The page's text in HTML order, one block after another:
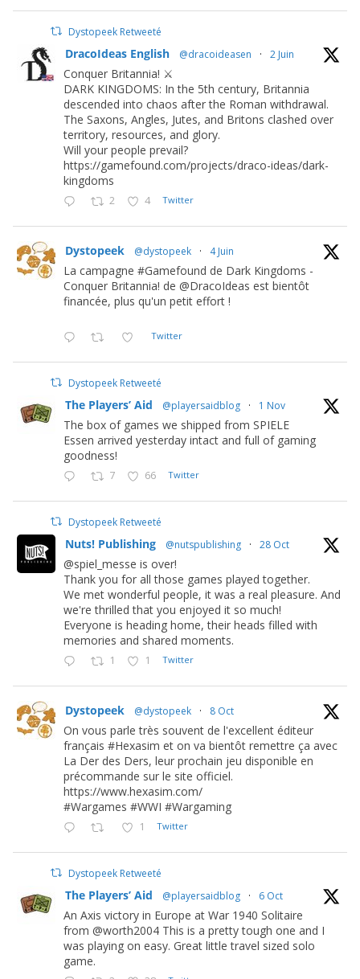
Dystopeek Retweeté
DracoIdeas English @dracoideasen · 2 Juin
Conquer Britannia! ⚔️
DARK KINGDOMS: In the 5th century, Britannia
descended into chaos after the Roman withdrawal.
The Saxons, Angles, Jutes, and Britons clashed over
territory, resources, and glory.
Will your people prevail?
https://gamefound.com/projects/draco-ideas/dark-
kingdoms
2 4 Twitter
Dystopeek @dystopeek · 4 Juin
La campagne #Gamefound de Dark Kingdoms -
Conquer Britannia! de @DracoIdeas est bientôt
financée, plus qu'un petit effort !
Twitter
Dystopeek Retweeté
The Players’ Aid @playersaidblog · 1 Nov
The box of games we shipped from SPIELE
Essen arrived yesterday intact and full of gaming
goodness!
7 66 Twitter
Dystopeek Retweeté
Nuts! Publishing @nutspublishing · 28 Oct
@spiel_messe is over!
Thank you for all those games played together.
We met wonderful people, it was a real pleasure. And
we're thrilled that you enjoyed it so much!
Everyone is heading home, their heads filled with
memories and shared moments.
1 1 Twitter
Dystopeek @dystopeek · 8 Oct
On vous parle très souvent de l'excellent éditeur
français #Hexasim et on va bientôt remettre ça avec
La Der des Ders, leur prochain jeu disponible en
précommande sur le site officiel.
https://www.hexasim.com/
#Wargames #WWI #Wargaming
1 Twitter
Dystopeek Retweeté
The Players’ Aid @playersaidblog · 6 Oct
An Axis victory in Europe at War 1940 Solitaire
from @worth2004 This is a pretty tough one and I
was playing on easy. Great little travel sized solo
game.